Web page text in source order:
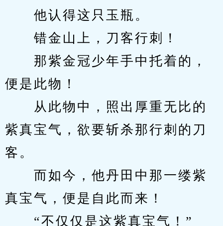
他认得这只玉瓶。
错金山上，刀客行刺！
那紫金冠少年手中托着的，
便是此物！
从此物中，照出厚重无比的
紫真宝气，欲要斩杀那行刺的刀
客。
而如今，他丹田中那一缕紫
真宝气，便是自此而来！
“不仅仅是这紫真宝气！”